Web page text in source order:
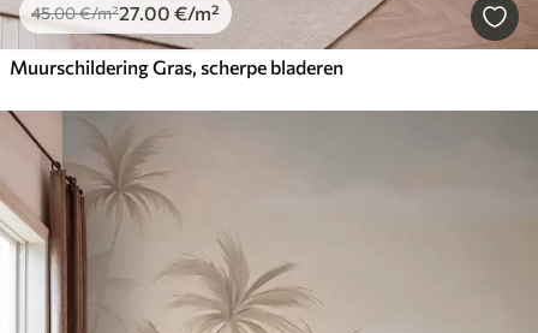
45.00€/m²27.00 €/m²
Muurschildering Gras, scherpe bladeren